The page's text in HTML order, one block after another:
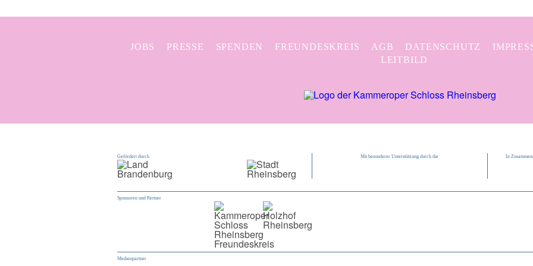
JOBS PRESSE SPENDEN FREUNDESKREIS AGB DATENSCHUTZ
LEITBILD
Gefördert durch Mit besonderer Unterstützung durch die In
Sponsoren und Partner
Medienpartner